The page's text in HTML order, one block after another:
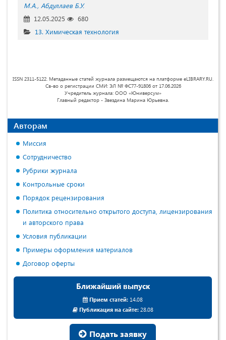
М.А. Абдуллаев Б.У.
12.05.2025
680
13. Химическая технология
ISSN 2311-5122. Метаданные статей журнала размещаются на платформе eLIBRARY.RU.
Св-во о регистрации СМИ: ЭЛ № ФС77-91806 от 17.06.2026
Учредитель журнала: ООО «Юниверсум»
Главный редактор - Звездина Марина Юрьевна.
Авторам
Миссия
Сотрудничество
Рубрики журнала
Контрольные сроки
Порядок рецензирования
Политика относительно открытого доступа, лицензирования
и авторского права
Условия публикации
Примеры оформления материалов
Договор оферты
Ближайший выпуск
Прием статей: 14.08
Публикация на сайте:28.08
Подать заявку